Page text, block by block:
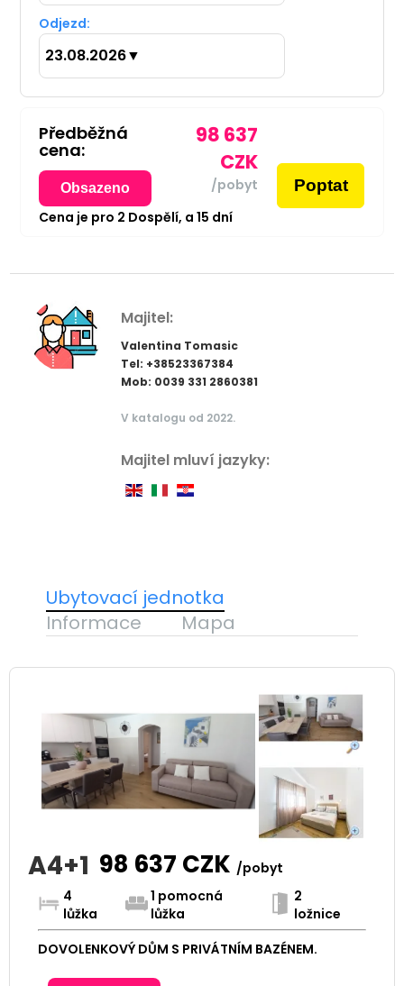
Odjezd:
23.08.2026▼
Předběžná
cena:
Obsazeno
98 637
CZK
/pobyt Poptat
Cena je pro 2 Dospělí, a 15 dní
Majitel:
Valentina Tomasic
Tel: +38523367384
Mob: 0039 331 2860381
V katalogu od 2022.
Majitel mluví jazyky:
Ubytovací jednotka
Informace
Mapa
A4+1 98 637 CZK /pobyt
4
lůžka
1 pomocná
lůžka
2
ložnice
DOVOLENKOVÝ DŮM S PRIVÁTNÍM BAZÉNEM.